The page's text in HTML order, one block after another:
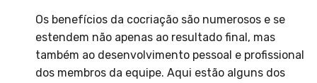
Os benefícios da cocriação são numerosos e se
estendem não apenas ao resultado final, mas
também ao desenvolvimento pessoal e profissional
dos membros da equipe. Aqui estão alguns dos